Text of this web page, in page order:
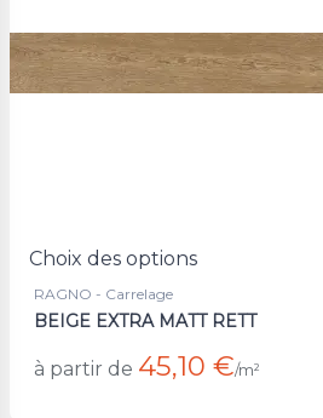
Choix des options
RAGNO - Carrelage
BEIGE EXTRA MATT RETT
à partir de 45,10 €/m²